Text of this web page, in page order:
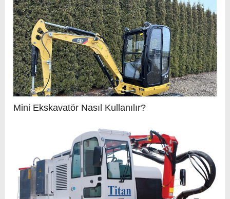
Mini Ekskavatör Nasıl Kullanılır?